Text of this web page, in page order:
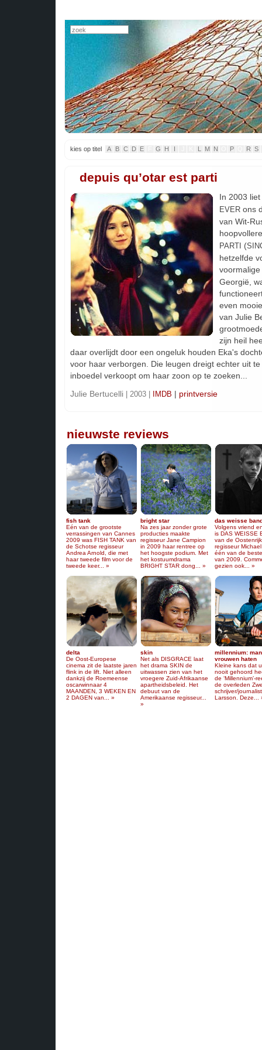
kies op titel A B C D E G H I L M N P R S
depuis qu’otar est parti
In 2003
EVER ons
van Wit-
PARTI (
hetzelfde
voormalige
Georgië,
even
van Julie
zijn heil
daar overlijdt door een ongeluk houden Eka's
voor haar verborgen. Die leugen dreigt echter uit
inboedel verkoopt om haar zoon op te zoeken...
Julie Bertucelli | 2003 | IMDB | printversie
nieuwste reviews
fish tank
Eén van de grootste
verrassingen van Cannes
2009 was FISH TANK van
de Schotse regisseur
Andrea Arnold, die met
haar tweede film voor de
tweede keer... »
bright star
Na zes jaar zonder grote
producties maakte
regisseur Jane Campion
in 2009 haar rentree op
het hoogste podium. Met
het kostuumdrama
BRIGHT STAR dong... »
das weisse
Volgens vriend
is DAS WEISSE
van de
regisseur
één van de
van 2009.
gezien ook... »
delta
De Oost-Europese
cinema zit de laatste jaren
flink in de lift. Niet alleen
dankzij de Roemeense
oscarwinnaar 4
MAANDEN, 3 WEKEN EN
2 DAGEN van... »
skin
Net als DISGRACE laat
het drama SKIN de
uitwassen zien van het
vroegere Zuid-Afrikaanse
apartheidsbeleid. Het
debuut van de
Amerikaanse regisseur...
»
millennium:
vrouwen haten
Kleine kans dat
nooit gehoord
de ‘Millennium’-
de overleden
schrijver/
Larsson. Deze...